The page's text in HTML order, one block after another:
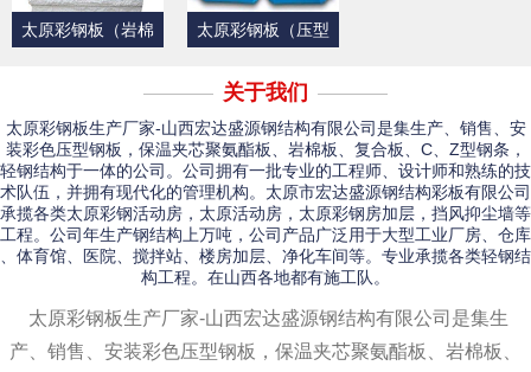
太原彩钢板（岩棉
太原彩钢板（压型
关于我们
太原彩钢板生产厂家-山西宏达盛源钢结构有限公司是集生产、销售、安
装彩色压型钢板，保温夹芯聚氨酯板、岩棉板、复合板、C、Z型钢条，
轻钢结构于一体的公司。公司拥有一批专业的工程师、设计师和熟练的技
术队伍，并拥有现代化的管理机构。太原市宏达盛源钢结构彩板有限公司
承揽各类太原彩钢活动房，太原活动房，太原彩钢房加层，挡风抑尘墙等
工程。公司年生产钢结构上万吨，公司产品广泛用于大型工业厂房、仓库
、体育馆、医院、搅拌站、楼房加层、净化车间等。专业承揽各类轻钢结
构工程。在山西各地都有施工队。
太原彩钢板生产厂家-山西宏达盛源钢结构有限公司是集生
产、销售、安装彩色压型钢板，保温夹芯聚氨酯板、岩棉板、